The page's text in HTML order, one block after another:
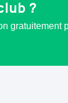
?
gratuitement